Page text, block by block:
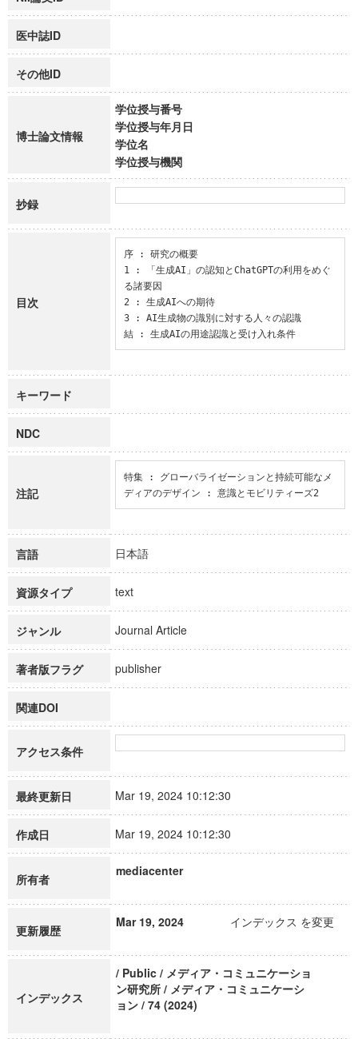
医中誌ID
その他ID
博士論文情報
学位授与番号
学位授与年月日
学位名
学位授与機関
抄録
目次
序 : 研究の概要
1 : 「生成AI」の認知とChatGPTの利用をめぐ
る諸要因
2 : 生成AIへの期待
3 : AI生成物の識別に対する人々の認識
結 : 生成AIの用途認識と受け入れ条件
キーワード
NDC
注記
特集 : グローバライゼーションと持続可能なメ
ディアのデザイン : 意識とモビリティーズ2
言語 日本語
資源タイプ text
ジャンル Journal Article
著者版フラグ publisher
関連DOI
アクセス条件
最終更新日 Mar 19, 2024 10:12:30
作成日 Mar 19, 2024 10:12:30
所有者
mediacenter
更新履歴
Mar 19, 2024 インデックス を変更
インデックス
/ Public / メディア・コミュニケーショ
ン研究所 / メディア・コミュニケーシ
ョン / 74 (2024)